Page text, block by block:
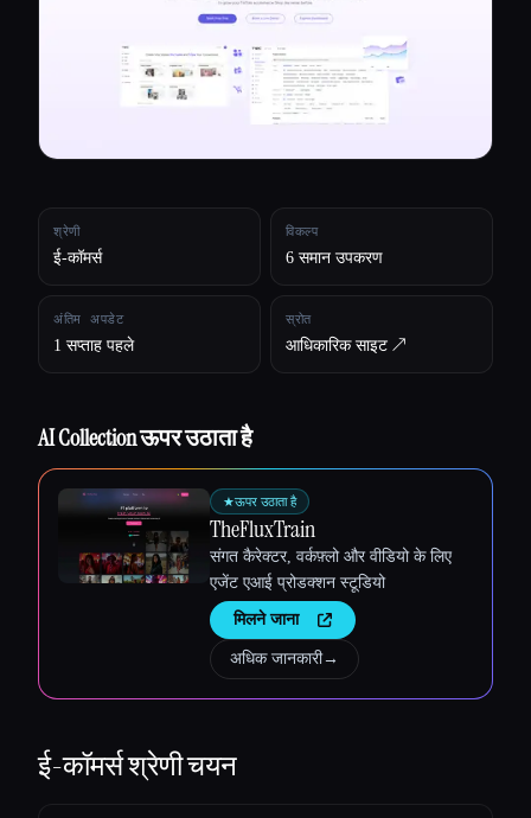
श्रेणी
ई-कॉमर्स
विकल्प
6 समान उपकरण
अंतिम अपडेट
1 सप्ताह पहले
स्रोत
आधिकारिक साइट ↗︎
AI Collection ऊपर उठाता है
★ऊपर उठाता है
TheFluxTrain
संगत कैरेक्टर, वर्कफ़्लो और वीडियो के लिए
एजेंट एआई प्रोडक्शन स्टूडियो
मिलने जाना
अधिक जानकारी→
ई-कॉमर्सश्रेणी चयन